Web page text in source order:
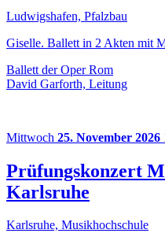
Ludwigshafen, Pfalzbau
Giselle. Ballett in 2 Akten mit
Ballett der Oper Rom
David Garforth, Leitung
Mittwoch 25. November 2026
Prüfungskonzert
Karlsruhe
Karlsruhe, Musikhochschule